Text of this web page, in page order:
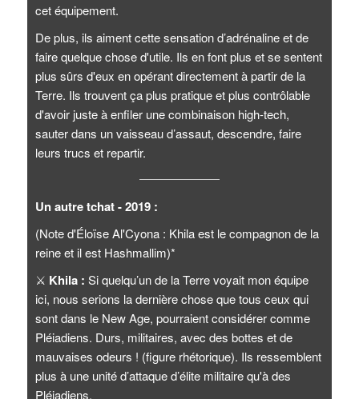
cet équipement.
De plus, ils aiment cette sensation d’adrénaline et de
faire quelque chose d'utile. Ils en font plus et se sentent
plus sûrs d'eux en opérant directement à partir de la
Terre. Ils trouvent ça plus pratique et plus contrôlable
d'avoir juste à enfiler une combinaison high-tech,
sauter dans un vaisseau d’assaut, descendre, faire
leurs trucs et repartir.
Un autre tchat - 2019 :
(Note d'Éloïse Al'Cyona : Khila est le compagnon de la
reine et il est Hashmallim)*
⚔️ Khila : Si quelqu’un de la Terre voyait mon équipe
ici, nous serions la dernière chose que tous ceux qui
sont dans le New Age, pourraient considérer comme
Pléiadiens. Durs, militaires, avec des bottes et de
mauvaises odeurs ! (figure rhétorique). Ils ressemblent
plus à une unité d’attaque d’élite militaire qu'à des
Pléiadiens.